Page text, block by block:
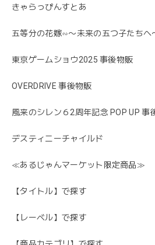
きゃらっぴんすとあ
五等分の花嫁∽〜未来の五つ子たち
東京ゲームショウ2025 事後物販
OVERDRIVE 事後物販
風来のシレン６2周年記念 POP UP 事
デスティニーチャイルド
≪あるじゃんマーケット限定商品≫
【タイトル】で探す
【レーベル】で探す